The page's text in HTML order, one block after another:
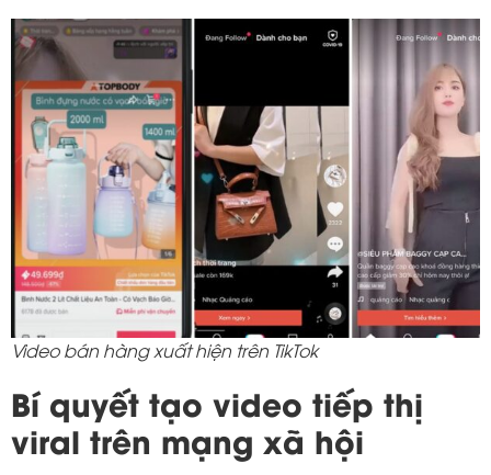
Video bán hàng xuất hiện trên TikTok
Bí quyết tạo video tiếp thị
viral trên mạng xã hội